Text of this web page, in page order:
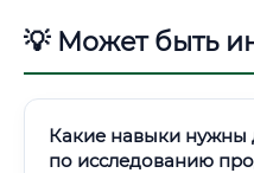
💡 Может быть
Какие навыки нужны
по исследованию